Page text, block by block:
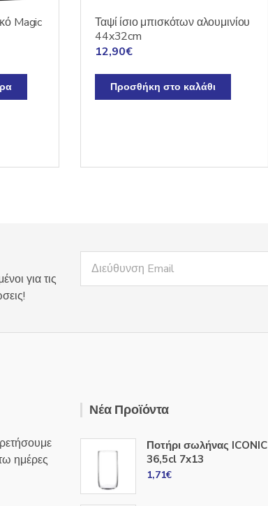
Magic
Ταψί ίσιο μπισκότων αλουμινίου
44x32cm
12,90€
Προσθήκη στο καλάθι
για τις
ημέρες
Νέα Προϊόντα
Ποτήρι σωλήνας ICONIC
36,5cl 7x13
1,71€